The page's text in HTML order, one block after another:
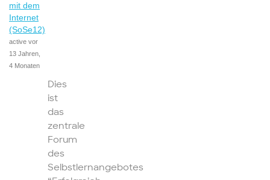
mit dem
Internet
(SoSe12)
active vor
13 Jahren,
4 Monaten
Dies
ist
das
zentrale
Forum
des
Selbstlernangebotes